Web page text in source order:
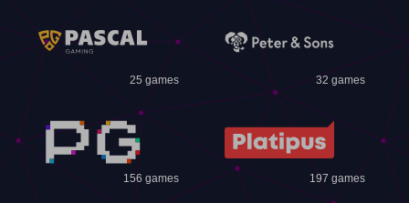
25 games 32 games
156 games 197 games